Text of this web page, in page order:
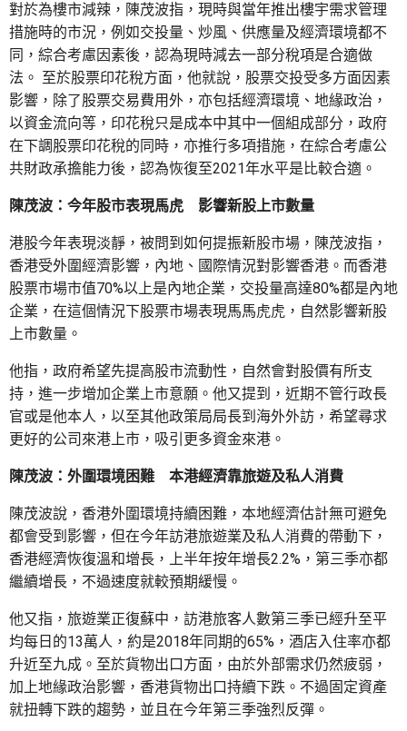
對於為樓市減辣，陳茂波指，現時與當年推出樓宇需求管理
措施時的市況，例如交投量、炒風、供應量及經濟環境都不
同，綜合考慮因素後，認為現時減去一部分稅項是合適做
法。 至於股票印花稅方面，他就說，股票交投受多方面因素
影響，除了股票交易費用外，亦包括經濟環境、地緣政治，
以資金流向等，印花稅只是成本中其中一個組成部分，政府
在下調股票印花稅的同時，亦推行多項措施，在綜合考慮公
共財政承擔能力後，認為恢復至2021年水平是比較合適。
陳茂波：今年股市表現馬虎 影響新股上市數量
港股今年表現淡靜，被問到如何提振新股市場，陳茂波指，
香港受外圍經濟影響，內地、國際情況對影響香港。而香港
股票市場市值70%以上是內地企業，交投量高達80%都是內地
企業，在這個情況下股票市場表現馬馬虎虎，自然影響新股
上市數量。
他指，政府希望先提高股市流動性，自然會對股價有所支
持，進一步增加企業上市意願。他又提到，近期不管行政長
官或是他本人，以至其他政策局局長到海外外訪，希望尋求
更好的公司來港上市，吸引更多資金來港。
陳茂波：外圍環境困難 本港經濟靠旅遊及私人消費
陳茂波說，香港外圍環境持續困難，本地經濟估計無可避免
都會受到影響，但在今年訪港旅遊業及私人消費的帶動下，
香港經濟恢復溫和增長，上半年按年增長2.2%，第三季亦都
繼續增長，不過速度就較預期緩慢。
他又指，旅遊業正復蘇中，訪港旅客人數第三季已經升至平
均每日的13萬人，約是2018年同期的65%，酒店入住率亦都
升近至九成。至於貨物出口方面，由於外部需求仍然疲弱，
加上地緣政治影響，香港貨物出口持續下跌。不過固定資產
就扭轉下跌的趨勢，並且在今年第三季強烈反彈。